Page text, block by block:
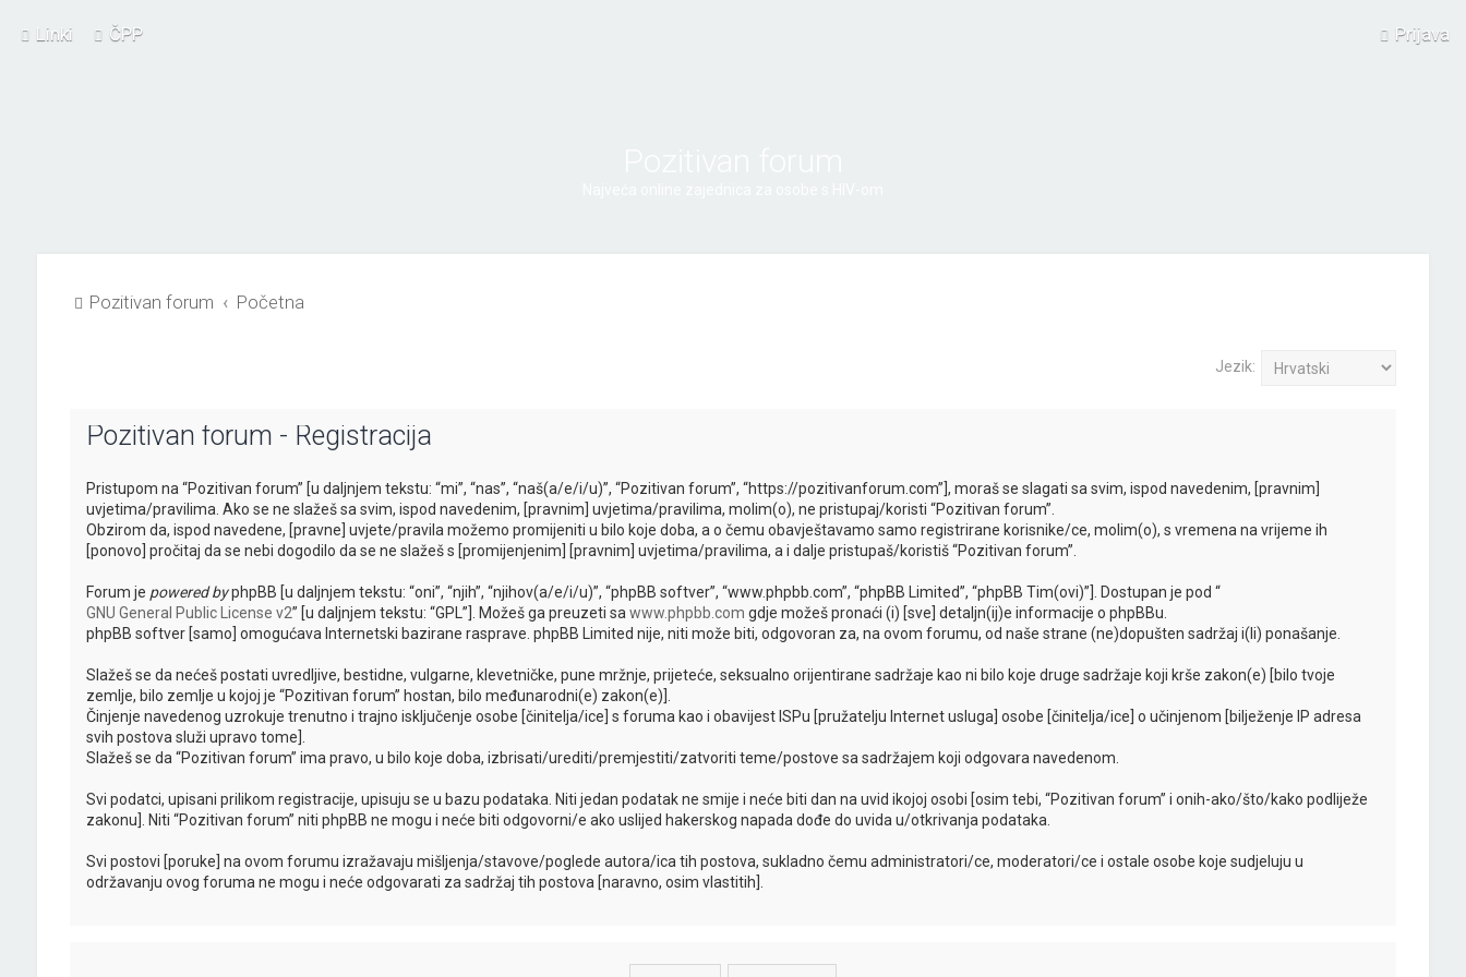
Linki ČPP Prijava
Pozitivan forum Početna
Jezik:
Pozitivan forum - Registracija
Pristupom na “Pozitivan forum” [u daljnjem tekstu: “mi”, “nas”, “naš(a/e/i/u)”, “Pozitivan forum”, “https://pozitivanforum.com”], moraš se slagati sa svim, ispod navedenim, [pravnim]
uvjetima/pravilima. Ako se ne slažeš sa svim, ispod navedenim, [pravnim] uvjetima/pravilima, molim(o), ne pristupaj/koristi “Pozitivan forum”.
Obzirom da, ispod navedene, [pravne] uvjete/pravila možemo promijeniti u bilo koje doba, a o čemu obavještavamo samo registrirane korisnike/ce, molim(o), s vremena na vrijeme ih
[ponovo] pročitaj da se nebi dogodilo da se ne slažeš s [promijenjenim] [pravnim] uvjetima/pravilima, a i dalje pristupaš/koristiš “Pozitivan forum”.
Forum je powered byphpBB [u daljnjem tekstu: “oni”, “njih”, “njihov(a/e/i/u)”, “phpBB softver”, “www.phpbb.com”, “phpBB Limited”, “phpBB Tim(ovi)”]. Dostupan je pod “
GNU General Public License v2” [u daljnjem tekstu: “GPL”]. Možeš ga preuzeti sa www.phpbb.com gdje možeš pronaći (i) [sve] detaljn(ij)e informacije o phpBBu.
phpBB softver [samo] omogućava Internetski bazirane rasprave. phpBB Limited nije, niti može biti, odgovoran za, na ovom forumu, od naše strane (ne)dopušten sadržaj i(li) ponašanje.
Slažeš se da nećeš postati uvredljive, bestidne, vulgarne, klevetničke, pune mržnje, prijeteće, seksualno orijentirane sadržaje kao ni bilo koje druge sadržaje koji krše zakon(e) [bilo tvoje
zemlje, bilo zemlje u kojoj je “Pozitivan forum” hostan, bilo međunarodni(e) zakon(e)].
Činjenje navedenog uzrokuje trenutno i trajno isključenje osobe [činitelja/ice] s foruma kao i obavijest ISPu [pružatelju Internet usluga] osobe [činitelja/ice] o učinjenom [bilježenje IP adresa
svih postova služi upravo tome].
Slažeš se da “Pozitivan forum” ima pravo, u bilo koje doba, izbrisati/urediti/premjestiti/zatvoriti teme/postove sa sadržajem koji odgovara navedenom.
Svi podatci, upisani prilikom registracije, upisuju se u bazu podataka. Niti jedan podatak ne smije i neće biti dan na uvid ikojoj osobi [osim tebi, “Pozitivan forum” i onih-ako/što/kako podliježe
zakonu]. Niti “Pozitivan forum” niti phpBB ne mogu i neće biti odgovorni/e ako uslijed hakerskog napada dođe do uvida u/otkrivanja podataka.
Svi postovi [poruke] na ovom forumu izražavaju mišljenja/stavove/poglede autora/ica tih postova, sukladno čemu administratori/ce, moderatori/ce i ostale osobe koje sudjeluju u
održavanju ovog foruma ne mogu i neće odgovarati za sadržaj tih postova [naravno, osim vlastitih].